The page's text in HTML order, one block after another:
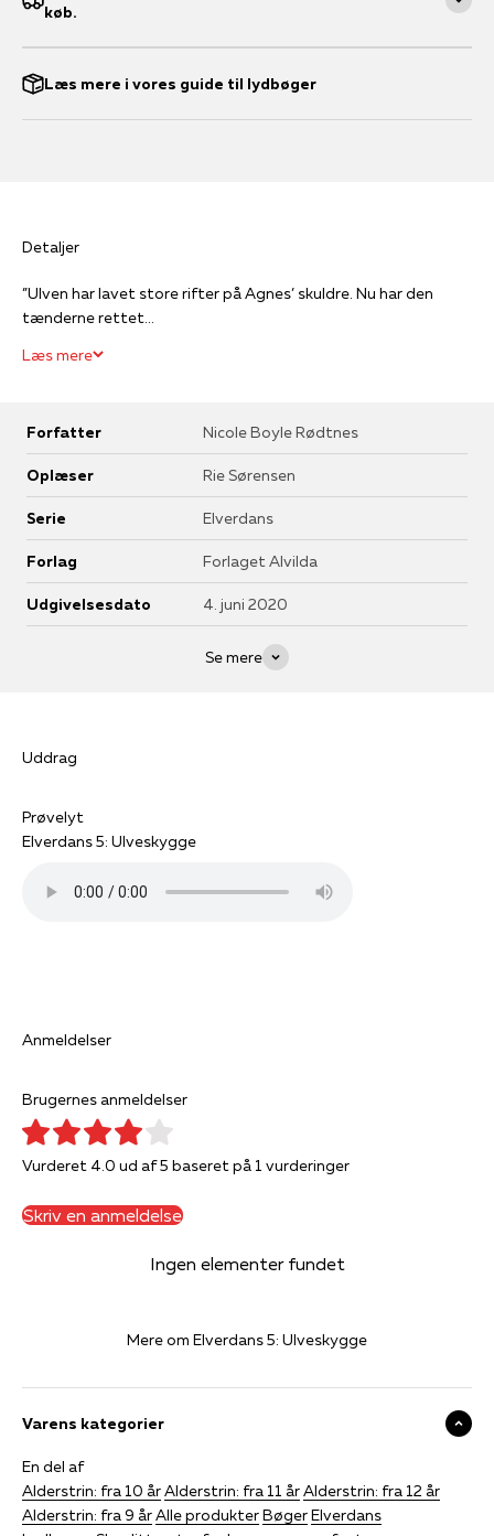
køb.
Læs mere i vores guide til lydbøger
Detaljer
”Ulven har lavet store rifter på Agnes’ skuldre. Nu har den
tænderne rettet...
Læs mere
Forfatter Nicole Boyle Rødtnes
Oplæser Rie Sørensen
Serie Elverdans
Forlag Forlaget Alvilda
Udgivelsesdato 4. juni 2020
Se mere
Uddrag
Prøvelyt
Elverdans 5: Ulveskygge
Anmeldelser
Brugernes anmeldelser
Vurderet 4.0 ud af 5 baseret på 1 vurderinger
Skriv en anmeldelse
Ingen elementer fundet
Mere om Elverdans 5: Ulveskygge
Varens kategorier
En del af
Alderstrin: fra 10 årAlderstrin: fra 11 årAlderstrin: fra 12 år
Alderstrin: fra 9 årAlle produkterBøgerElverdans